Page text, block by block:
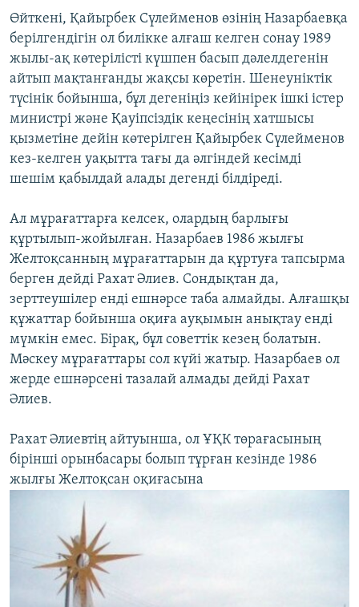
Өйткені, Қайырбек Сүлейменов өзінің Назарбаевқа
берілгендігін ол билікке алғаш келген сонау 1989
жылы-ақ көтерілісті күшпен басып дәлелдегенін
айтып мақтанғанды жақсы көретін. Шенеуніктік
түсінік бойынша, бұл дегеніңіз кейінірек ішкі істер
министрі және Қауіпсіздік кеңесінің хатшысы
қызметіне дейін көтерілген Қайырбек Сүлейменов
кез-келген уақытта тағы да әлгіндей кесімді
шешім қабылдай алады дегенді білдіреді.
Ал мұрағаттарға келсек, олардың барлығы
құртылып-жойылған. Назарбаев 1986 жылғы
Желтоқсанның мұрағаттарын да құртуға тапсырма
берген дейді Рахат Әлиев. Сондықтан да,
зерттеушілер енді ешнәрсе таба алмайды. Алғашқы
құжаттар бойынша оқиға ауқымын анықтау енді
мүмкін емес. Бірақ, бұл советтік кезең болатын.
Мәскеу мұрағаттары сол күйі жатыр. Назарбаев ол
жерде ешнәрсені тазалай алмады дейді Рахат
Әлиев.
Рахат Әлиевтің айтуынша, ол ҰҚК төрағасының
бірінші орынбасары болып тұрған кезінде 1986
жылғы Желтоқсан оқиғасына